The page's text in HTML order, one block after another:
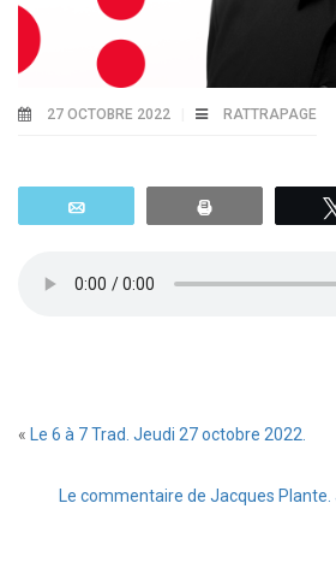
27 OCTOBRE 2022 RATTRAPAGE
« Le 6 à 7 Trad. Jeudi 27 octobre 2022.
Le commentaire de Jacques